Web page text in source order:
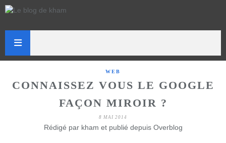
WEB
CONNAISSEZ VOUS LE GOOGLE
FAÇON MIROIR ?
8 MAI 2014
Rédigé par kham et publié depuis Overblog